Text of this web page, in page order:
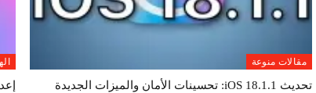
مقالات منوعة
تحديث iOS 18.1.1: تحسينات الأمان والميزات الجديدة